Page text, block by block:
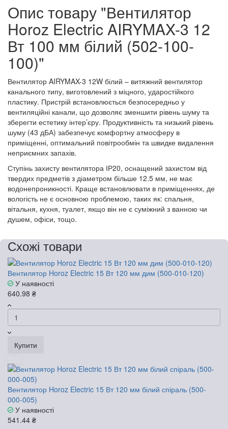
Опис товару "Вентилятор
Horoz Electric AIRYMAX-3 12
Вт 100 мм білий (502-100-
100)"
Вентилятор AIRYMAX-3 12W білий – витяжний вентилятор
канального типу, виготовлений з міцного, ударостійкого
пластику. Пристрій встановлюється безпосередньо у
вентиляційні канали, що дозволяє зменшити рівень шуму та
зберегти естетику інтер’єру. Продуктивність та низький рівень
шуму (43 дБА) забезпечує комфортну атмосферу в
приміщенні, оптимальний повітрообмін та швидке видалення
неприємних запахів.
Ступінь захисту вентилятора ІР20, оснащений захистом від
твердих предметів з діаметром більше 12.5 мм, не має
водонепроникності. Краще встановлювати в приміщеннях, де
вологість не є основною проблемою, таких як: спальня,
вітальня, кухня, туалет, якщо він не є суміжний з ванною чи
душем, офіси, тощо.
Схожі товари
Вентилятор Horoz Electric 15 Вт 120 мм дим (500-010-120)
У наявності
640.98 ₴
Купити
Вентилятор Horoz Electric 15 Вт 120 мм білий спіраль (500-
000-005)
У наявності
541.44 ₴